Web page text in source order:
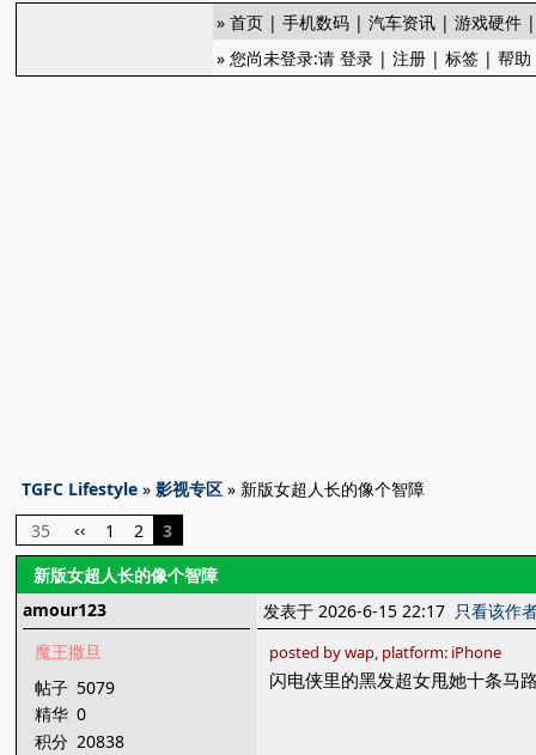
»首页 |手机数码 |汽车资讯 |游戏硬件
» 您尚未登录:请登录 |注册 |标签 |帮助
TGFC Lifestyle »影视专区 » 新版女超人长的像个智障
35
‹‹ 1 2
3
新版女超人长的像个智障
amour123
魔王撒旦
帖子 5079
精华 0
积分 20838
发表于 2026-6-15 22:17 只看该作
posted by wap, platform: iPhone
闪电侠里的黑发超女甩她十条马